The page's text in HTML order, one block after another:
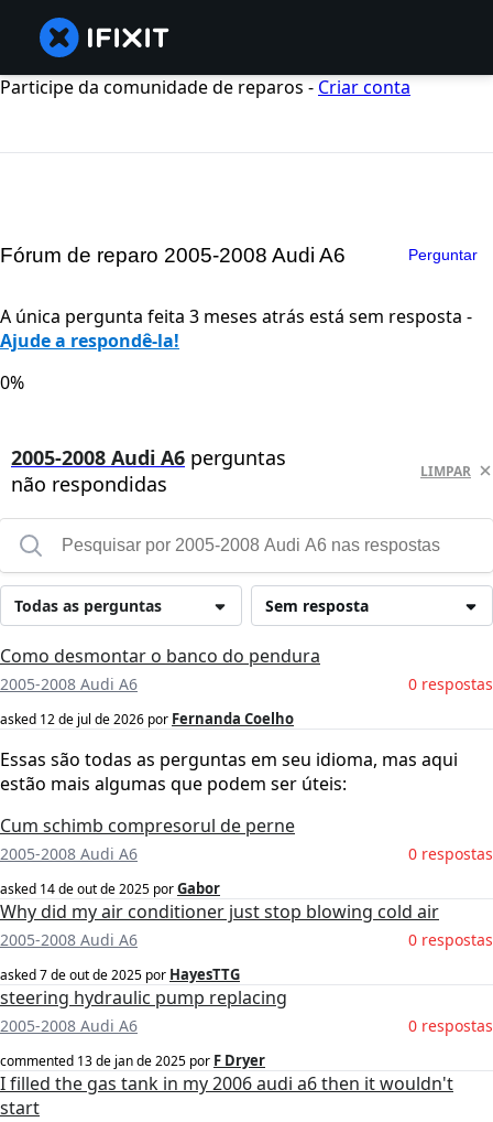
Participe da comunidade de reparos - Criar conta
Fórum de reparo 2005-2008 Audi A6 Perguntar
A única pergunta feita 3 meses atrás está sem resposta -
Ajude a respondê-la!
0%
2005-2008 Audi A6 perguntas
não respondidas
LIMPAR
Sem resposta
Todas as perguntas
Como desmontar o banco do pendura
2005-2008 Audi A6 0 respostas
asked 12 de jul de 2026 por Fernanda Coelho
Essas são todas as perguntas em seu idioma, mas aqui
estão mais algumas que podem ser úteis:
Cum schimb compresorul de perne
2005-2008 Audi A6 0 respostas
asked 14 de out de 2025 porGabor
Why did my air conditioner just stop blowing cold air
2005-2008 Audi A6 0 respostas
asked7 de out de 2025 por HayesTTG
steering hydraulic pump replacing
2005-2008 Audi A6 0 respostas
commented 13 de jan de 2025 por F Dryer
I filled the gas tank in my 2006 audi a6 then it wouldn't
start